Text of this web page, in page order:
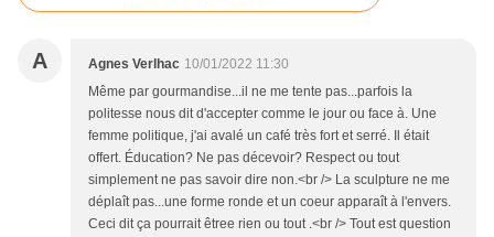
A Agnes Verlhac 10/01/2022 11:30
Même par gourmandise...il ne me tente pas...parfois la
politesse nous dit d'accepter comme le jour ou face à. Une
femme politique, j'ai avalé un café très fort et serré. Il était
offert. Éducation? Ne pas décevoir? Respect ou tout
simplement ne pas savoir dire non.<br /> La sculpture ne me
déplaît pas...une forme ronde et un coeur apparaît à l'envers.
Ceci dit ça pourrait êtree rien ou tout .<br /> Tout est question